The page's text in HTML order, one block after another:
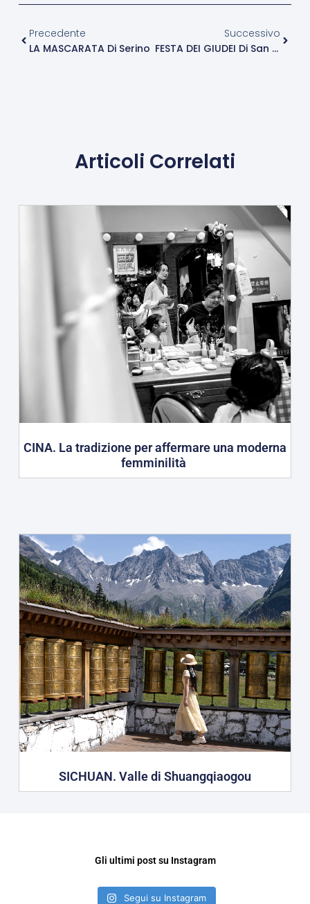
Precedente
LA MASCARATA Di Serino
Successivo
FESTA DEI GIUDEI Di San Fratello
Articoli Correlati
CINA. La tradizione per affermare una moderna
femminilità
SICHUAN. Valle di Shuangqiaogou
Gli ultimi post su Instagram
Segui su Instagram